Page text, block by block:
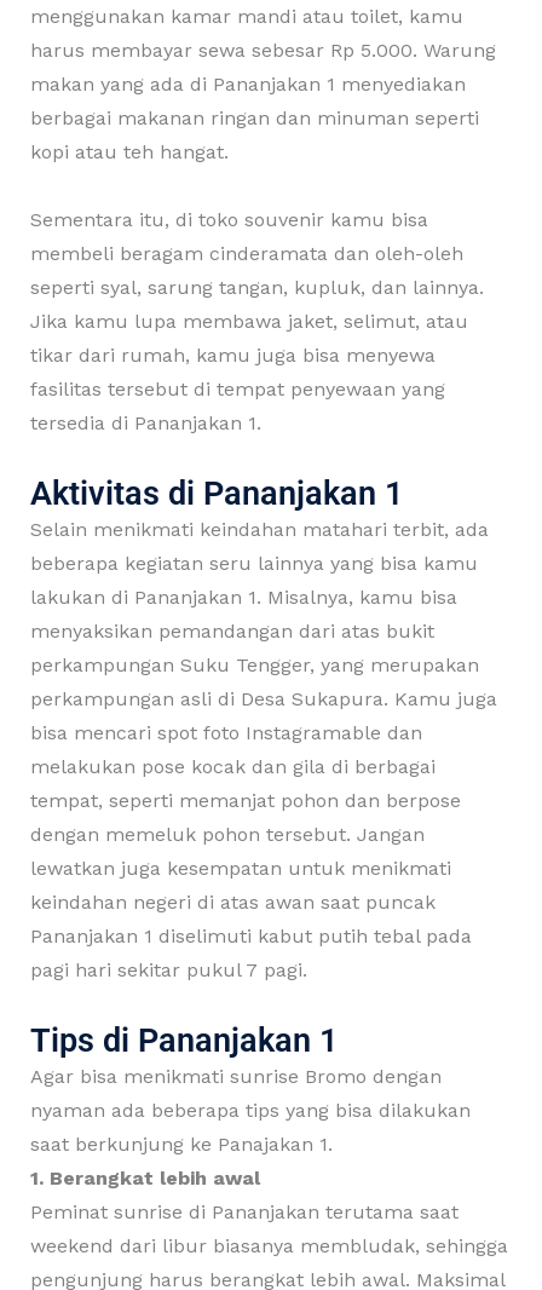
menggunakan kamar mandi atau toilet, kamu
harus membayar sewa sebesar Rp 5.000. Warung
makan yang ada di Pananjakan 1 menyediakan
berbagai makanan ringan dan minuman seperti
kopi atau teh hangat.
Sementara itu, di toko souvenir kamu bisa
membeli beragam cinderamata dan oleh-oleh
seperti syal, sarung tangan, kupluk, dan lainnya.
Jika kamu lupa membawa jaket, selimut, atau
tikar dari rumah, kamu juga bisa menyewa
fasilitas tersebut di tempat penyewaan yang
tersedia di Pananjakan 1.
Aktivitas di Pananjakan 1
Selain menikmati keindahan matahari terbit, ada
beberapa kegiatan seru lainnya yang bisa kamu
lakukan di Pananjakan 1. Misalnya, kamu bisa
menyaksikan pemandangan dari atas bukit
perkampungan Suku Tengger, yang merupakan
perkampungan asli di Desa Sukapura. Kamu juga
bisa mencari spot foto Instagramable dan
melakukan pose kocak dan gila di berbagai
tempat, seperti memanjat pohon dan berpose
dengan memeluk pohon tersebut. Jangan
lewatkan juga kesempatan untuk menikmati
keindahan negeri di atas awan saat puncak
Pananjakan 1 diselimuti kabut putih tebal pada
pagi hari sekitar pukul 7 pagi.
Tips di Pananjakan 1
Agar bisa menikmati sunrise Bromo dengan
nyaman ada beberapa tips yang bisa dilakukan
saat berkunjung ke Panajakan 1.
1. Berangkat lebih awal
Peminat sunrise di Pananjakan terutama saat
weekend dari libur biasanya membludak, sehingga
pengunjung harus berangkat lebih awal. Maksimal